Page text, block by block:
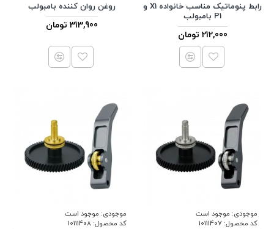
رابط پنوماتیک مناسب خانواده X1 و
P1 بامبولب
212,000 تومان
روغن روان کننده بامبولب
313,900 تومان
موجودی: موجود است
کد محصول:10111407
موجودی: موجود است
کد محصول:10111408